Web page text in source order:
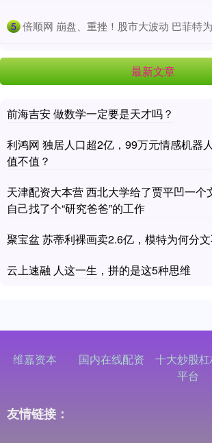
5 倍顺网 崩盘、重挫！股市大波动 巴菲特
最新文章
前海吉安 做数学一定要是天才吗？
利鸿网 独居人口超2亿，99万元情感机器
值不值？
天津配资大本营 西北大学给了贾平凹一个
自己找了个“研究爸爸”的工作
聚宝盆 苏蒂利裸画卖2.6亿，模特为何分文
云上速融 人这一生，拼的是这5种思维
维嘉资本 国内在线配资
十大炒股
平台
友情链接：